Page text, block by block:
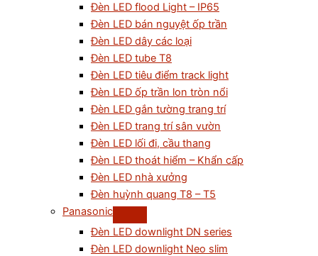
Đèn LED flood Light – IP65
Đèn LED bán nguyệt ốp trần
Đèn LED dây các loại
Đèn LED tube T8
Đèn LED tiêu điểm track light
Đèn LED ốp trần lon tròn nổi
Đèn LED gắn tường trang trí
Đèn LED trang trí sân vườn
Đèn LED lối đi, cầu thang
Đèn LED thoát hiểm – Khẩn cấp
Đèn LED nhà xưởng
Đèn huỳnh quang T8 – T5
Panasonic
Đèn LED downlight DN series
Đèn LED downlight Neo slim